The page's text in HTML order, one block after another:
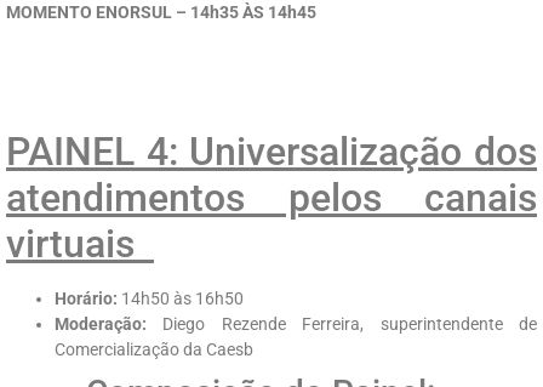
MOMENTO ENORSUL – 14h35 ÀS 14h45
PAINEL 4: Universalização dos
atendimentos pelos canais
virtuais
Horário: 14h50 às 16h50
Moderação: Diego Rezende Ferreira, superintendente de
Comercialização da Caesb